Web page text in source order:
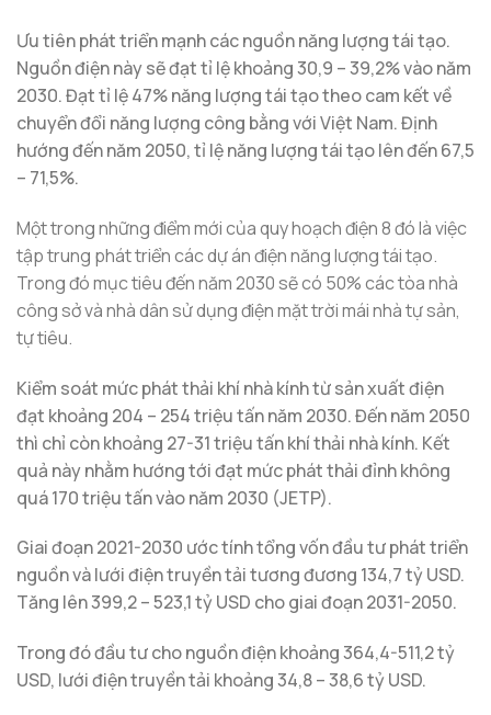
Ưu tiên phát triển mạnh các nguồn năng lượng tái tạo.
Nguồn điện này sẽ đạt tỉ lệ khoảng 30,9 – 39,2% vào năm
2030. Đạt tỉ lệ 47% năng lượng tái tạo theo cam kết về
chuyển đổi năng lượng công bằng với Việt Nam. Định
hướng đến năm 2050, tỉ lệ năng lượng tái tạo lên đến 67,5
– 71,5%.
Một trong những điểm mới của quy hoạch điện 8 đó là việc
tập trung phát triển các dự án điện năng lượng tái tạo.
Trong đó mục tiêu đến năm 2030 sẽ có 50% các tòa nhà
công sở và nhà dân sử dụng điện mặt trời mái nhà tự sản,
tự tiêu.
Kiểm soát mức phát thải khí nhà kính từ sản xuất điện
đạt khoảng 204 – 254 triệu tấn năm 2030. Đến năm 2050
thì chỉ còn khoảng 27-31 triệu tấn khí thải nhà kính. Kết
quả này nhằm hướng tới đạt mức phát thải đỉnh không
quá 170 triệu tấn vào năm 2030 (JETP).
Giai đoạn 2021-2030 ước tính tổng vốn đầu tư phát triển
nguồn và lưới điện truyền tải tương đương 134,7 tỷ USD.
Tăng lên 399,2 – 523,1 tỷ USD cho giai đoạn 2031-2050.
Trong đó đầu tư cho nguồn điện khoảng 364,4-511,2 tỷ
USD, lưới điện truyền tải khoảng 34,8 – 38,6 tỷ USD.